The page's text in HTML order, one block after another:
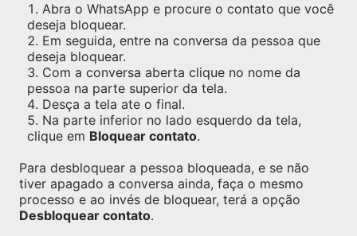
Abra o WhatsApp e procure o contato que você
deseja bloquear.
Em seguida, entre na conversa da pessoa que
deseja bloquear.
Com a conversa aberta clique no nome da
pessoa na parte superior da tela.
Desça a tela ate o final.
Na parte inferior no lado esquerdo da tela,
clique em Bloquear contato.
Para desbloquear a pessoa bloqueada, e se não
tiver apagado a conversa ainda, faça o mesmo
processo e ao invés de bloquear, terá a opção
Desbloquear contato.